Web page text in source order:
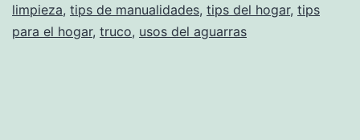
limpieza, tips de manualidades, tips del hogar, tips
para el hogar, truco, usos del aguarras